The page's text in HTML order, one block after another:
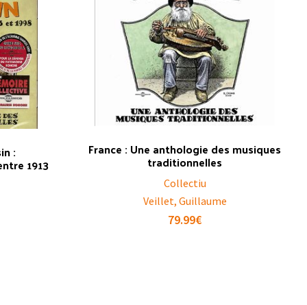
:
1913
France : Une anthologie des musiques
traditionnelles
Collectiu
Veillet, Guillaume
79.99€